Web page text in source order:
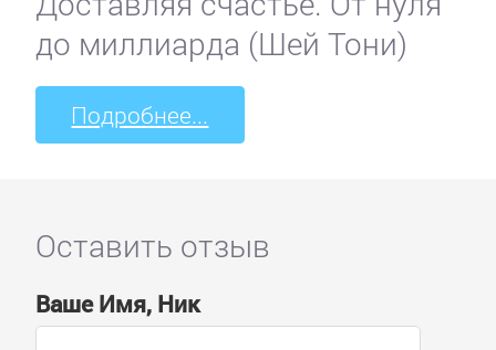
до миллиарда (Шей Тони)
Подробнее...
Оставить отзыв
Ваше Имя, Ник